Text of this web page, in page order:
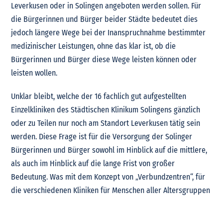
Leverkusen oder in Solingen angeboten werden sollen. Für
die Bürgerinnen und Bürger beider Städte bedeutet dies
jedoch längere Wege bei der Inanspruchnahme bestimmter
medizinischer Leistungen, ohne das klar ist, ob die
Bürgerinnen und Bürger diese Wege leisten können oder
leisten wollen.
Unklar bleibt, welche der 16 fachlich gut aufgestellten
Einzelkliniken des Städtischen Klinikum Solingens gänzlich
oder zu Teilen nur noch am Standort Leverkusen tätig sein
werden. Diese Frage ist für die Versorgung der Solinger
Bürgerinnen und Bürger sowohl im Hinblick auf die mittlere,
als auch im Hinblick auf die lange Frist von großer
Bedeutung. Was mit dem Konzept von „Verbundzentren“, für
die verschiedenen Kliniken für Menschen aller Altersgruppen